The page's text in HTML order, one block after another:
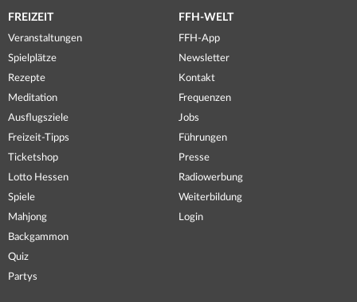
FREIZEIT
Veranstaltungen
Spielplätze
Rezepte
Meditation
Ausflugsziele
Freizeit-Tipps
Ticketshop
Lotto Hessen
Spiele
Mahjong
Backgammon
Quiz
Partys
FFH-WELT
FFH-App
Newsletter
Kontakt
Frequenzen
Jobs
Führungen
Presse
Radiowerbung
Weiterbildung
Login